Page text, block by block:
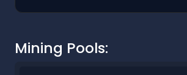
Mining Pools: